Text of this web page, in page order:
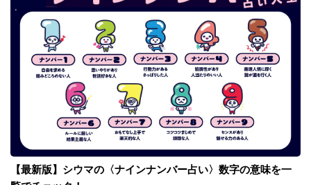
【最新版】シウマの〈ナインナンバー占い〉数字の意味を一